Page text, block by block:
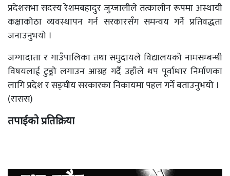
प्रदेशसभा सदस्य रेशमबहादुर जुग्जालीले तत्कालीन रूपमा अस्थायी
कक्षाकोठा व्यवस्थापन गर्न सरकारसँग समन्वय गर्ने प्रतिवद्धता
जनाउनुभयो ।
जग्गादाता र गाउँपालिका तथा समुदायले विद्यालयको नामसम्बन्धी
विषयलाई टुङ्गो लगाउन आग्रह गर्दै उहाँले थप पूर्वाधार निर्माणका
लागि प्रदेश र सङ्घीय सरकारका निकायमा पहल गर्ने बताउनुभयो ।
(रासस)
तपाईको प्रतिक्रिया